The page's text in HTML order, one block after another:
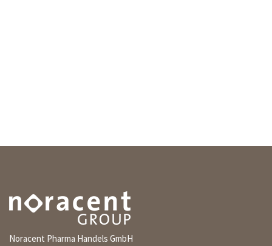
Noracent Pharma Handels GmbH